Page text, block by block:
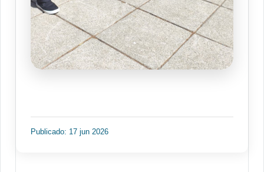
Publicado: 17 jun 2026